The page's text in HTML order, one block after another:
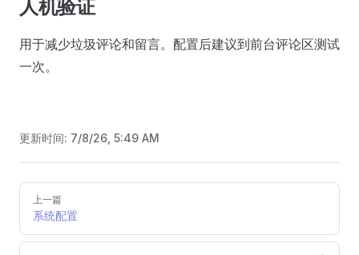
人机验证
用于减少垃圾评论和留言。配置后建议到前台评论区测试
一次。
更新时间: 7/8/26, 5:49 AM
Pager
上一篇
系统配置